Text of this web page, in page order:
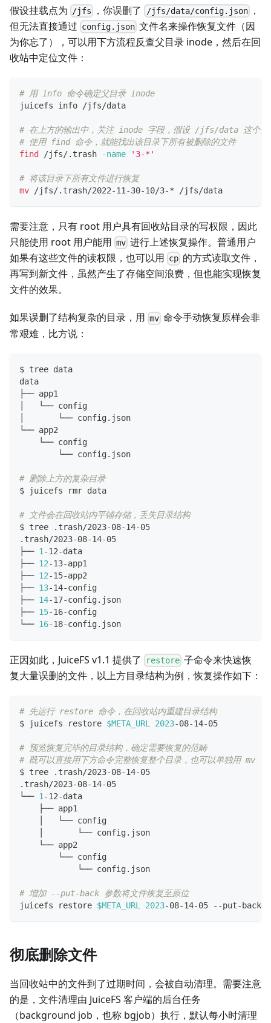
假设挂载点为 /jfs ，你误删了 /jfs/data/config.json，
但无法直接通过 config.json 文件名来操作恢复文件（因
为你忘了），可以用下方流程反查父目录 inode，然后在回
收站中定位文件：
# 用 info 命令确定父目录 inode
juicefs info /jfs/data
# 在上方的输出中，关注 inode 字段，假设 /jfs/data 这个
# 使用 find 命令，就能找出该目录下所有被删除的文件
find
/jfs/.trash -name '3-*'
# 将该目录下所有文件进行恢复
mv /jfs/.trash/2022-11-30-10/3-* /jfs/data
需要注意，只有 root 用户具有回收站目录的写权限，因此
只能使用 root 用户能用 mv 进行上述恢复操作。普通用户
如果有这些文件的读权限，也可以用 cp 的方式读取文件，
再写到新文件，虽然产生了存储空间浪费，但也能实现恢复
文件的效果。
如果误删了结构复杂的目录，用 mv 命令手动恢复原样会非
常艰难，比方说：
$ tree data
data
├── app1
│   └── config
│       └── config.json
└── app2
    └── config
        └── config.json
# 删除上方的复杂目录
$ juicefs rmr data
# 文件会在回收站内平铺存储，丢失目录结构
$ tree .trash/2023-08-14-05
.trash/2023-08-14-05
├── 1 -12-data
├── 12-13-app1
├── 12-15-app2
├── 13-14-config
├── 14-17-config.json
├── 15-16-config
└── 16-18-config.json
正因如此，JuiceFS v1.1 提供了 restore 子命令来快速恢
复大量误删的文件，以上方目录结构为例，恢复操作如下：
# 先运行 restore 命令，在回收站内重建目录结构
$ juicefs restore $META_URL 2023-08-14-05
# 预览恢复完毕的目录结构，确定需要恢复的范畴
# 既可以直接用下方命令完整恢复整个目录，也可以单独用 mv 命
$ tree .trash/2023-08-14-05
.trash/2023-08-14-05
└── 1 -12-data
    ├── app1
    │   └── config
    │       └── config.json
    └── app2
        └── config
            └── config.json
# 增加 --put-back 参数将文件恢复至原位
juicefs restore $META_URL 2023-08-14-05 --put-back
彻底删除文件
当回收站中的文件到了过期时间，会被自动清理。需要注意
的是，文件清理由 JuiceFS 客户端的后台任务
（background job，也称 bgjob）执行，默认每小时清理